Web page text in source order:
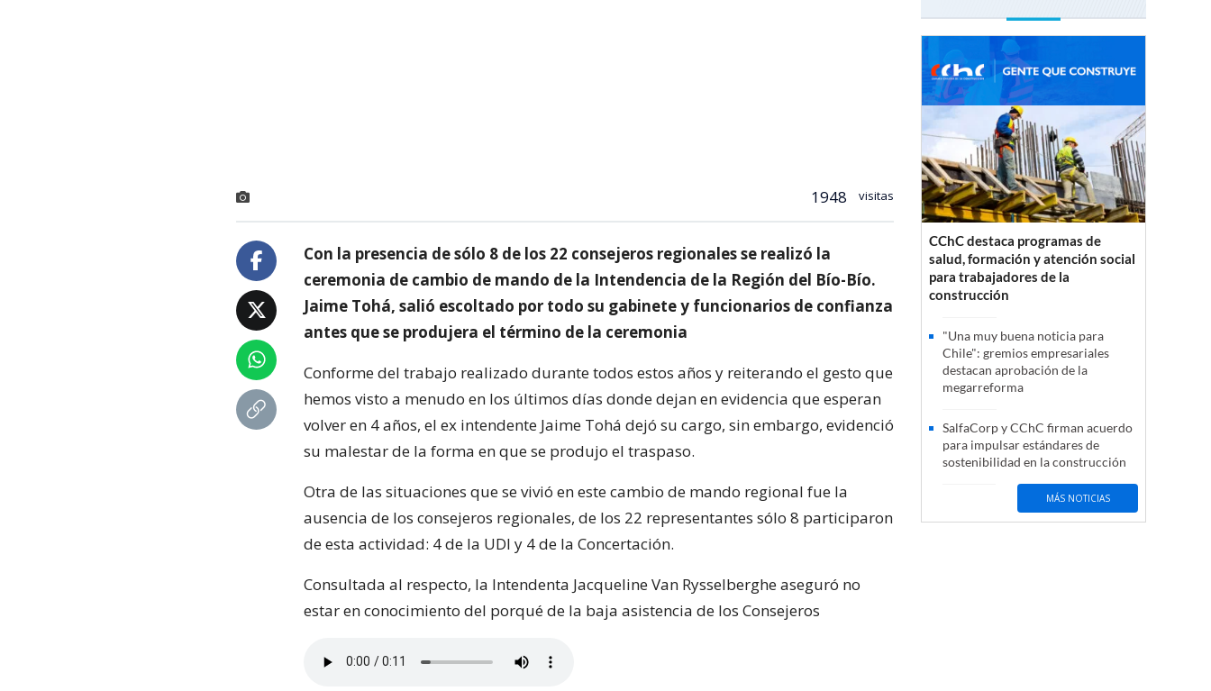
1948 visitas
Con la presencia de sólo 8 de los 22 consejeros regionales se realizó la
ceremonia de cambio de mando de la Intendencia de la Región del Bío-Bío.
Jaime Tohá, salió escoltado por todo su gabinete y funcionarios de confianza
antes que se produjera el término de la ceremonia
Conforme del trabajo realizado durante todos estos años y reiterando el gesto que
hemos visto a menudo en los últimos días donde dejan en evidencia que esperan
volver en 4 años, el ex intendente Jaime Tohá dejó su cargo, sin embargo, evidenció
su malestar de la forma en que se produjo el traspaso.
Otra de las situaciones que se vivió en este cambio de mando regional fue la
ausencia de los consejeros regionales, de los 22 representantes sólo 8 participaron
de esta actividad: 4 de la UDI y 4 de la Concertación.
Consultada al respecto, la Intendenta Jacqueline Van Rysselberghe aseguró no
estar en conocimiento del porqué de la baja asistencia de los Consejeros
CChC destaca programas de
salud, formación y atención social
para trabajadores de la
construcción
"Una muy buena noticia para
Chile": gremios empresariales
destacan aprobación de la
megarreforma
SalfaCorp y CChC firman acuerdo
para impulsar estándares de
sostenibilidad en la construcción
MÁS NOTICIAS